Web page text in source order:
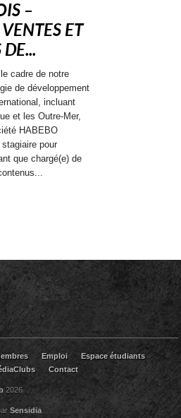
–
ET
cadre de notre
de développement
incluant
et les Outre-Mer,
HABEBO
pour
que chargé(e) de
Emploi
Espace étudiants
Contact
2026
Sensidia